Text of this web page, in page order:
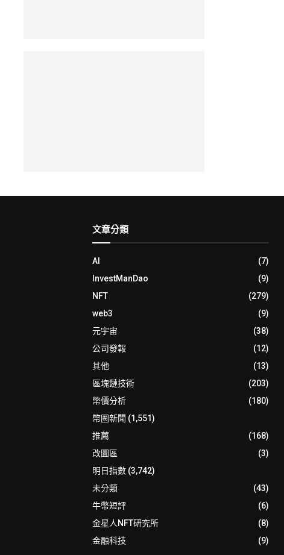
文章分類
AI
(7)
InvestManDao
(9)
NFT
(279)
web3
(9)
元宇宙
(38)
公司發報
(12)
其他
(13)
區塊鏈技術
(203)
幣價分析
(180)
幣圈新聞 (1,551)
推薦
(168)
改圖區
(3)
明日指數(3,742)
未分類
(43)
牛幣短評
(6)
金星人NFT研究所
(8)
金融科技
(9)